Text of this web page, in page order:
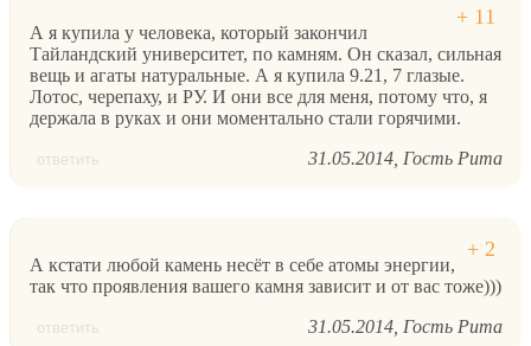
А я купила у человека, который закончил
Тайландский университет, по камням. Он сказал, сильная
вещь и агаты натуральные. А я купила 9.21, 7 глазые.
Лотос, черепаху, и РУ. И они все для меня, потому что, я
держала в руках и они моментально стали горячими.
ответить 31.05.2014 Гость Рита
А кстати любой камень несёт в себе атомы энергии,
так что проявления вашего камня зависит и от вас тоже)))
ответить 31.05.2014 Гость Рита